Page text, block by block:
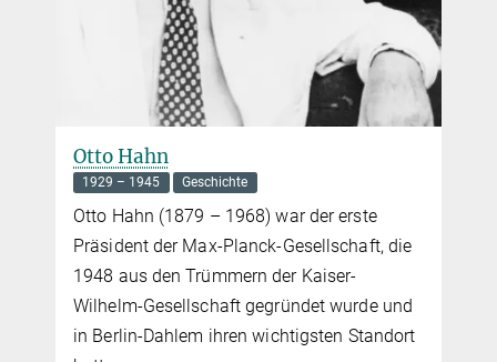
Otto Hahn
1929 – 1945 Geschichte
Otto Hahn (1879 – 1968) war der erste
Präsident der Max-Planck-Gesellschaft, die
1948 aus den Trümmern der Kaiser-
Wilhelm-Gesellschaft gegründet wurde und
in Berlin-Dahlem ihren wichtigsten Standort